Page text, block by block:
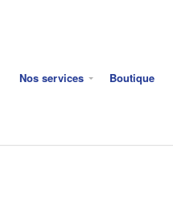
Nos services Boutique